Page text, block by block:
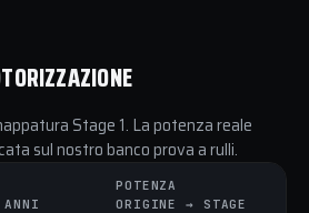
Stage 1. La potenza reale
sul nostro banco prova a rulli.
ANNI
POTENZA
ORIGINE → STAGE